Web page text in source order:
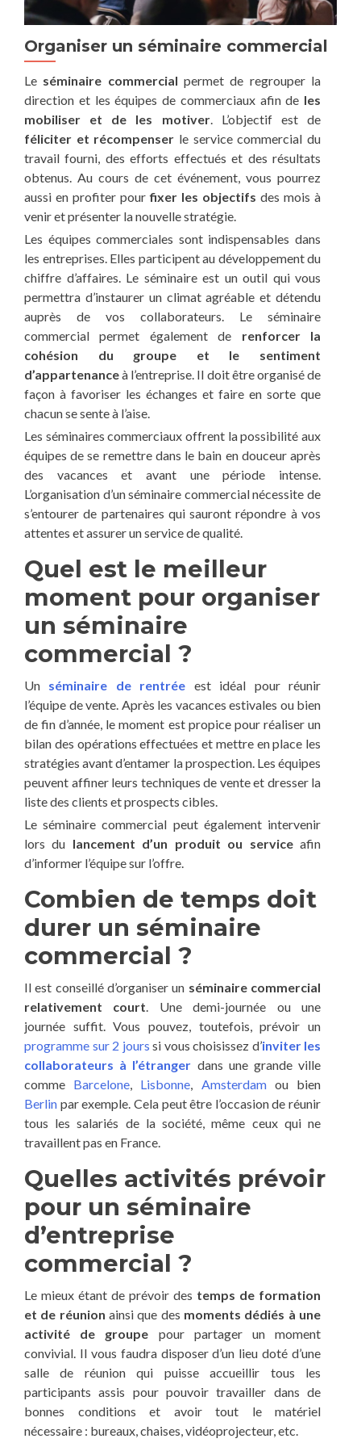
Organiser un séminaire commercial
Le séminaire commercial permet de regrouper la
direction et les équipes de commerciaux afin de les
mobiliser et de les motiver. L’objectif est de
féliciter et récompenser le service commercial du
travail fourni, des efforts effectués et des résultats
obtenus. Au cours de cet événement, vous pourrez
aussi en profiter pourfixer les objectifs des mois à
venir et présenter la nouvelle stratégie.
Les équipes commerciales sont indispensables dans
les entreprises. Elles participent au développement du
chiffre d’affaires. Le séminaire est un outil qui vous
permettra d’instaurer un climat agréable et détendu
auprès de vos collaborateurs. Le séminaire
commercial permet également de renforcer la
cohésion du groupe et le sentiment
d’appartenanceà l’entreprise. Il doit être organisé de
façon à favoriser les échanges et faire en sorte que
chacun se sente à l’aise.
Les séminaires commerciaux offrent la possibilité aux
équipes de se remettre dans le bain en douceur après
des vacances et avant une période intense.
L’organisation d’un séminaire commercial nécessite de
s’entourer de partenaires qui sauront répondre à vos
attentes et assurer un service de qualité.
Quel est le meilleur
moment pour organiser
un séminaire
commercial ?
Un séminaire de rentrée est idéal pour réunir
l’équipe de vente. Après les vacances estivales ou bien
de fin d’année, le moment est propice pour réaliser un
bilan des opérations effectuées et mettre en place les
stratégies avant d’entamer la prospection. Les équipes
peuvent affiner leurs techniques de vente et dresser la
liste des clients et prospects cibles.
Le séminaire commercial peut également intervenir
lors du lancement d’un produit ou serviceafin
d’informer l’équipe sur l’offre.
Combien de temps doit
durer un séminaire
commercial ?
Il est conseillé d’organiser un séminaire commercial
relativement court . Une demi-journée ou une
journée suffit. Vous pouvez, toutefois, prévoir un
programme sur 2 jours si vous choisissez d’inviter les
collaborateurs à l’étranger dans une grande ville
comme Barcelone Lisbonne Amsterdamou bien
Berlin par exemple. Cela peut être l’occasion de réunir
tous les salariés de la société, même ceux qui ne
travaillent pas en France.
Quelles activités prévoir
pour un séminaire
d’entreprise
commercial ?
Le mieux étant de prévoir des temps de formation
et de réunion ainsi que des moments dédiés à une
activité de groupe pour partager un moment
convivial. Il vous faudra disposer d’un lieu doté d’une
salle de réunion qui puisse accueillir tous les
participants assis pour pouvoir travailler dans de
bonnes conditions et avoir tout le matériel
nécessaire : bureaux, chaises, vidéoprojecteur, etc.